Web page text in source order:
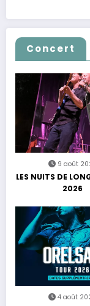
Concert
9 août
LES NUITS DE
2026
4 août